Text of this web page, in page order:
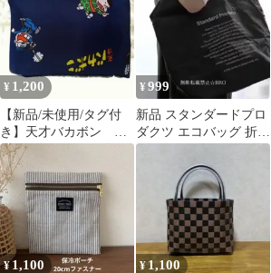
¥ 1,200
【新品/未使用/タグ付
き】天才バカボン エ
コバッグ
¥999
新品 スタンダードプロ
ダクツ エコバッグ 折り
たたみ 保冷バッグ 買い
¥ 1,100 ¥ 1,100